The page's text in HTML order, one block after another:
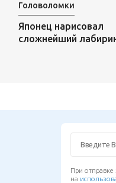
Головоломки
Японец нарисовал
сложнейший
При отправке
на